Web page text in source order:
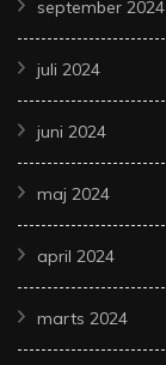
september 2024
juli 2024
juni 2024
maj 2024
april 2024
marts 2024